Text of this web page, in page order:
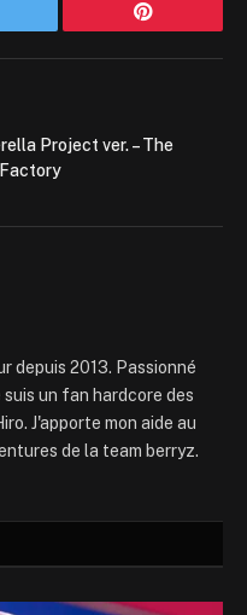
Pinterest
Project ver. – The
Factory
depuis 2013. Passionné
un fan hardcore des
J'apporte mon aide au
de la team berryz.